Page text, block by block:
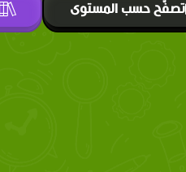
تصفّح حسب المستوى